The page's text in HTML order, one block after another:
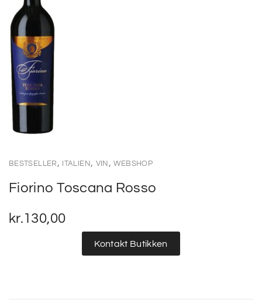
BESTSELLER , ITALIEN , VIN ,WEBSHOP
Fiorino Toscana Rosso
kr.130,00
Kontakt Butikken